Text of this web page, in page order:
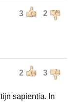
3 2
2 3
sapientia. In